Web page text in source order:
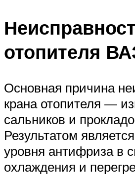
отопителя
Основная причина
крана отопителя —
сальников и
Результатом
уровня антифриза в
охлаждения и